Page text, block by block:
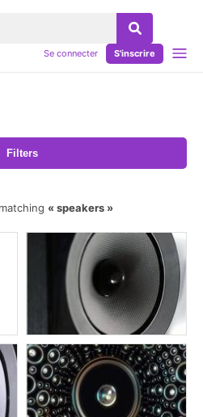
Se connecter S'inscrire
Filters
speakers